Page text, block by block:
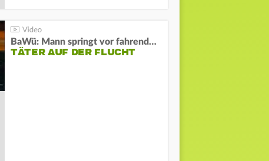
BaWü: Mann springt vor fahrendes Auto und schießt
TÄTER AUF DER FLUCHT